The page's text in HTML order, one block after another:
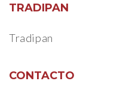
TRADIPAN
Tradipan
CONTACTO